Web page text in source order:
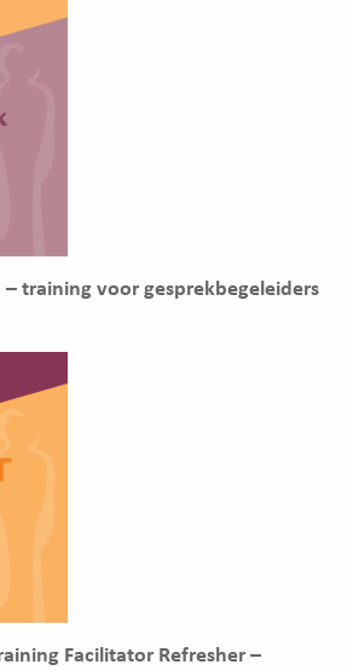
– training voor gesprekbegeleiders
Facilitator Refresher –